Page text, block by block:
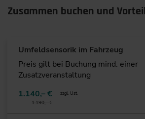
Zusammen buchen und
Umfeldsensorik im Fahrzeug
Preis gilt bei Buchung mind. einer
Zusatzveranstaltung
1.140,– €
1.190,– €
zzgl. Ust.